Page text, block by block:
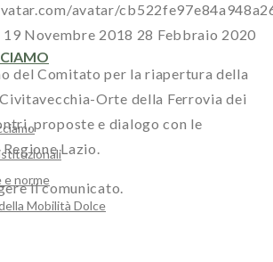
e norme
Mobilità Dolce
avatar/
19 Novembre 2018 28 Febbraio 2020
del Comitato per la riapertura della
Orte della Ferrovia dei
proposte e dialogo con le
Lazio.
il comunicato.